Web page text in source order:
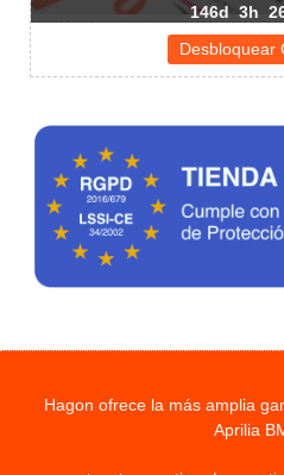
146d 3h
Hagon ofrece la más amplia
Aprilia